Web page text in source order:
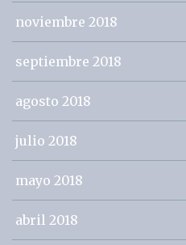
noviembre 2018
septiembre 2018
agosto 2018
julio 2018
mayo 2018
abril 2018